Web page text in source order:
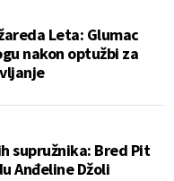
Leta: Glumac
nakon optužbi za
supružnika: Bred Pit
Anđeline Džoli